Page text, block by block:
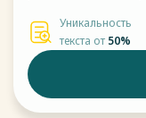
смежных
температура и
Уникальность
текста от 50%